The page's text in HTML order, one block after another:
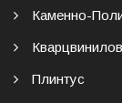
Каменно-
Плинтус